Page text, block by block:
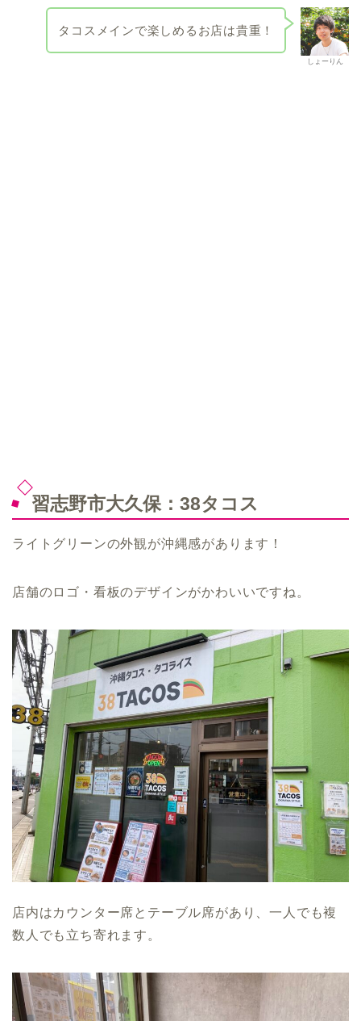
しょーりん
タコスメインで楽しめるお店は貴重！
習志野市大久保：38タコス
ライトグリーンの外観が沖縄感があります！
店舗のロゴ・看板のデザインがかわいいですね。
店内はカウンター席とテーブル席があり、一人でも複
数人でも立ち寄れます。